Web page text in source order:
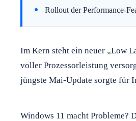
Rollout der Performance-
Im Kern steht ein neuer „Low
voller Prozessorleistung
jüngste Mai-Update sorgte für
Windows 11 macht Probleme?